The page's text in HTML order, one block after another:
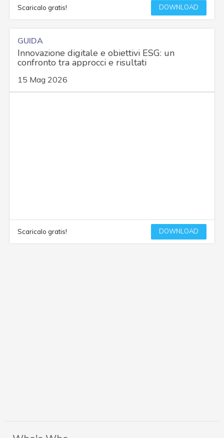
Scaricalo gratis! DOWNLOAD
GUIDA
Innovazione digitale e obiettivi ESG: un
confronto tra approcci e risultati
15 Mag 2026
Scaricalo gratis! DOWNLOAD